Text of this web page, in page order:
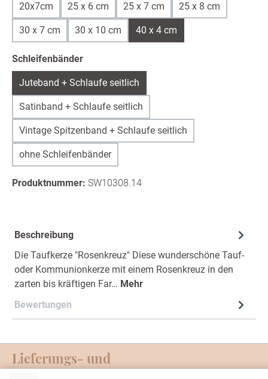
20x7cm 25 x 6 cm 25 x 7 cm 25 x 8 cm
30 x 7 cm 30 x 10 cm 40 x 4 cm
Schleifenbänderauswählen
Juteband + Schlaufe seitlich
Satinband + Schlaufe seitlich
Vintage Spitzenband + Schlaufe seitlich
ohne Schleifenbänder
Produktnummer: SW10308.14
Beschreibung
Die Taufkerze "Rosenkreuz" Diese wunderschöne Tauf-
oder Kommunionkerze mit einem Rosenkreuz in den
zarten bis kräftigen Far… Mehr
Bewertungen
Lieferungs- und